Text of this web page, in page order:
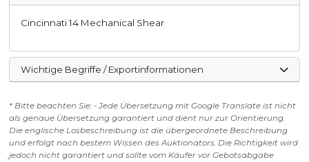
Cincinnati 14 Mechanical Shear
Wichtige Begriffe / Exportinformationen
* Bitte beachten Sie: - Jede Übersetzung mit Google Translate ist nicht
als genaue Übersetzung garantiert und dient nur zur Orientierung.
Die englische Losbeschreibung ist die übergeordnete Beschreibung
und erfolgt nach bestem Wissen des Auktionators. Die Richtigkeit wird
jedoch nicht garantiert und sollte vom Käufer vor Gebotsabgabe